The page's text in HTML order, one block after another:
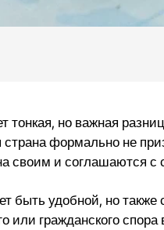
тонкая, но важная
формально не
своим и соглашаются с
быть удобной, но также
или гражданского